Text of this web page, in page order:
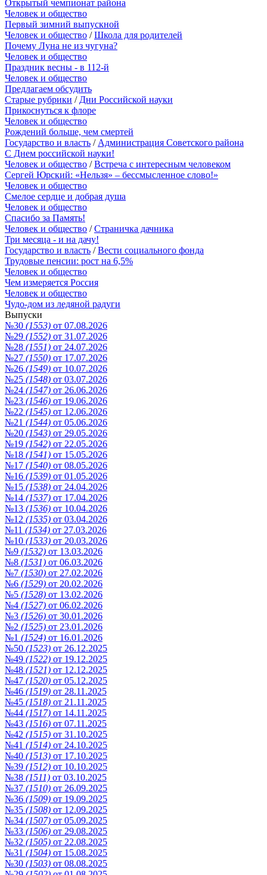
Открытый чемпионат района
Человек и общество
Первый зимний выпускной
Человек и общество /Школа для родителей
Почему Луна не из чугуна?
Человек и общество
Праздник весны - в 112-й
Человек и общество
Предлагаем обсудить
Старые рубрики / Дни Российской науки
Прикоснуться к флоре
Человек и общество
Рождений больше, чем смертей
Государство и власть / Администрация Советского района
С Днем российской науки!
Человек и общество /Встреча с интересным человеком
Сергей Юрский: «Нельзя» – бессмысленное слово!»
Человек и общество
Смелое сердце и добрая душа
Человек и общество
Спасибо за Память!
Человек и общество /Страничка дачника
Три месяца - и на дачу!
Государство и власть /Вести социального фонда
Трудовые пенсии: рост на 6,5%
Человек и общество
Чем измеряется Россия
Человек и общество
Чудо-дом из ледяной радуги
Выпуски
№30 (1553) от 07.08.2026
№29 (1552) от 31.07.2026
№28 (1551) от 24.07.2026
№27 (1550) от 17.07.2026
№26 (1549) от 10.07.2026
№25 (1548) от 03.07.2026
№24 (1547) от 26.06.2026
№23 (1546) от 19.06.2026
№22 (1545) от 12.06.2026
№21 (1544) от 05.06.2026
№20 (1543) от 29.05.2026
№19 (1542) от 22.05.2026
№18 (1541) от 15.05.2026
№17 (1540) от 08.05.2026
№16 (1539) от 01.05.2026
№15 (1538) от 24.04.2026
№14 (1537) от 17.04.2026
№13 (1536) от 10.04.2026
№12 (1535) от 03.04.2026
№11 (1534) от 27.03.2026
№10 (1533) от 20.03.2026
№9 (1532) от 13.03.2026
№8 (1531) от 06.03.2026
№7 (1530) от 27.02.2026
№6 (1529) от 20.02.2026
№5 (1528) от 13.02.2026
№4 (1527) от 06.02.2026
№3 (1526) от 30.01.2026
№2 (1525) от 23.01.2026
№1 (1524) от 16.01.2026
№50 (1523) от 26.12.2025
№49 (1522) от 19.12.2025
№48 (1521) от 12.12.2025
№47 (1520) от 05.12.2025
№46 (1519) от 28.11.2025
№45 (1518) от 21.11.2025
№44 (1517) от 14.11.2025
№43 (1516) от 07.11.2025
№42 (1515) от 31.10.2025
№41 (1514) от 24.10.2025
№40 (1513) от 17.10.2025
№39 (1512) от 10.10.2025
№38 (1511) от 03.10.2025
№37 (1510) от 26.09.2025
№36 (1509) от 19.09.2025
№35 (1508) от 12.09.2025
№34 (1507) от 05.09.2025
№33 (1506) от 29.08.2025
№32 (1505) от 22.08.2025
№31 (1504) от 15.08.2025
№30 (1503) от 08.08.2025